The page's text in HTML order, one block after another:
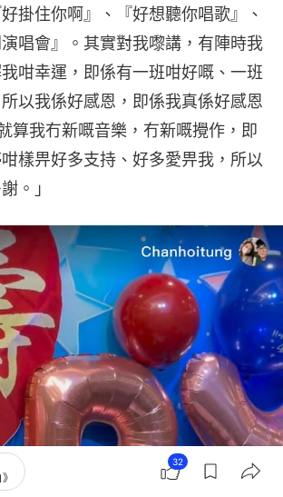
掛住你啊』、『好想聽你唱歌』、
演唱會』。其實對我嚟講，有陣時我
咁幸運，即係有一班咁好嘅、一班
以我係好感恩，即係我真係好感恩
算我冇新嘅音樂，冇新嘅攪作，即
樣畀好多支持、好多愛畀我，所以
。」
32